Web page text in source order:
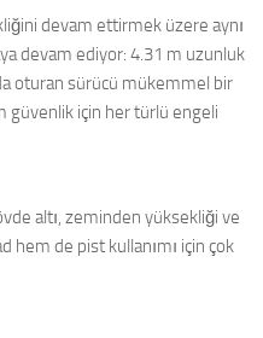
devam ettirmek üzere aynı
devam ediyor: 4.31 m uzunluk
oturan sürücü mükemmel bir
güvenlik için her türlü engeli
altı, zeminden yüksekliği ve
hem de pist kullanımı için çok